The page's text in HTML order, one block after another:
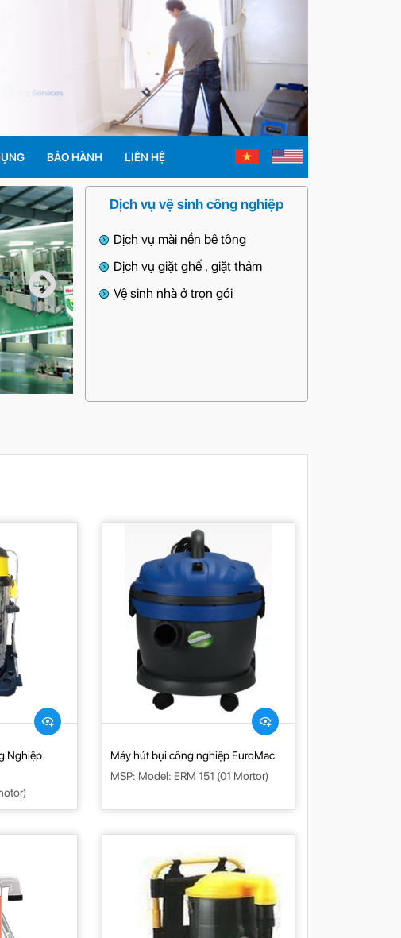
BẢO HÀNH LIÊN HỆ
Dịch vụ vệ sinh công nghiệp
Dịch vụ mài nền bê tông
Dịch vụ giặt ghế , giặt thảm
Vệ sinh nhà ở trọn gói
Nghiệp
Máy hút bụi công nghiệp EuroMac
MSP: Model: ERM 151 (01 Mortor)